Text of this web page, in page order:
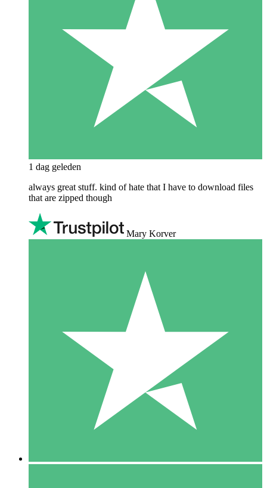
1 dag geleden
always great stuff. kind of hate that I have to download files
that are zipped though
Mary Korver